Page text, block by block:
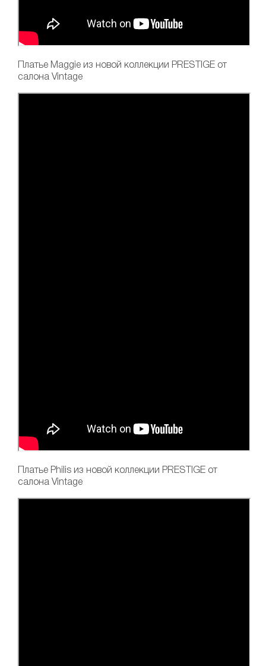
Платье Maggie из новой коллекции PRESTIGE от
салона Vintage
Платье Philis из новой коллекции PRESTIGE от
салона Vintage